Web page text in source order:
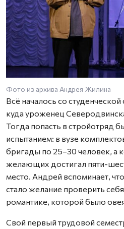
Фото из архива Андрея Жилина
Всё началось со
куда уроженец
Тогда попасть в стройотряд
испытанием: в вузе
бригады по 25–30 человек, а
желающих достигал пяти-
место. Андрей вспоминает,
стало желание проверить
романтике, которой было
Свой первый трудовой